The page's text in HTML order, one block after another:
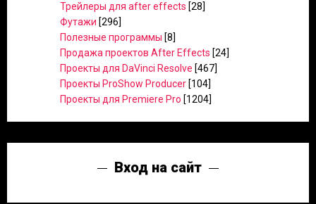
Трейлеры для after effects [28]
Футажи [296]
Полезные программы [8]
Продажа проектов After Effects [24]
Проекты для DaVinci Resolve [467]
Проекты ProShow Producer [104]
Проекты для Premiere Pro [1204]
Вход на сайт